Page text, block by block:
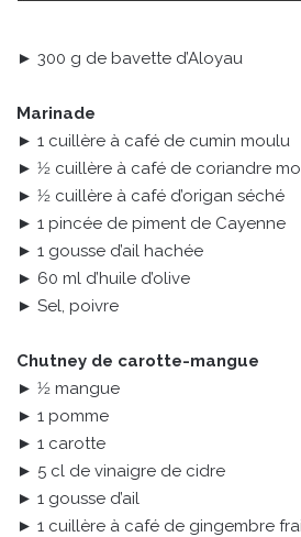
► 300 g de bavette d’Aloyau
Marinade
► 1 cuillère à café de cumin moulu
► 1⁄2 cuillère à café de coriandre
► 1⁄2 cuillère à café d’origan séché
► 1 pincée de piment de Cayenne
► 1 gousse d’ail hachée
► 60 ml d’huile d’olive
► Sel, poivre
Chutney de carotte-mangue
► 1⁄2 mangue
► 1 pomme
► 1 carotte
► 5 cl de vinaigre de cidre
► 1 gousse d’ail
► 1 cuillère à café de gingembre